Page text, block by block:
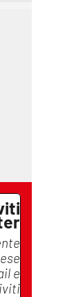
e